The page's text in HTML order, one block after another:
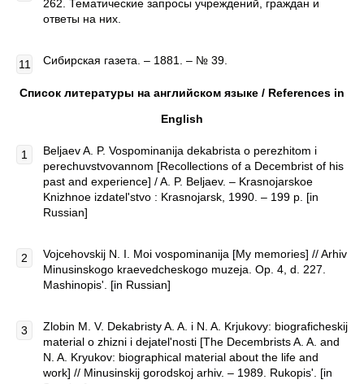
262. Тематические запросы учреждений, граждан и
ответы на них.
Сибирская газета. – 1881. – № 39.
Список литературы на английском языке / References in
English
Beljaev A. P. Vospominanija dekabrista o perezhitom i
perechuvstvovannom [Recollections of a Decembrist of his
past and experience] / A. P. Beljaev. – Krasnojarskoe
Knizhnoe izdatel'stvo : Krasnojarsk, 1990. – 199 p. [in
Russian]
Vojcehovskij N. I. Moi vospominanija [My memories] // Arhiv
Minusinskogo kraevedcheskogo muzeja. Op. 4, d. 227.
Mashinopis'. [in Russian]
Zlobin M. V. Dekabristy A. A. i N. A. Krjukovy: biograficheskij
material o zhizni i dejatel'nosti [The Decembrists A. A. and
N. A. Kryukov: biographical material about the life and
work] // Minusinskij gorodskoj arhiv. – 1989. Rukopis'. [in